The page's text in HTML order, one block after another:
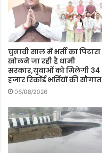
चुनावी साल में भर्ती का पिटारा
खोलने जा रही है धामी
सरकार,युवाओं को मिलेगी 34
हजार रिकॉर्ड भर्तियों की सौगात
06/08/2026